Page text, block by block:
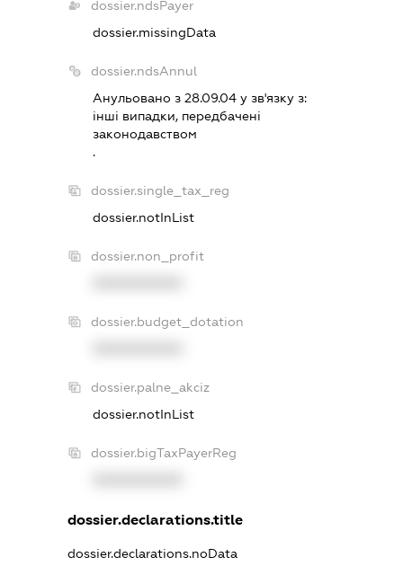
dossier.ndsPayer
dossier.missingData
dossier.ndsAnnul
Анульовано з 28.09.04 у зв'язку з:
iншi випадки, передбаченi
законодавством
.
dossier.single_tax_reg
dossier.notInList
dossier.non_profit
dossier.budget_dotation
dossier.palne_akciz
dossier.notInList
dossier.bigTaxPayerReg
dossier.declarations.title
dossier.declarations.noData